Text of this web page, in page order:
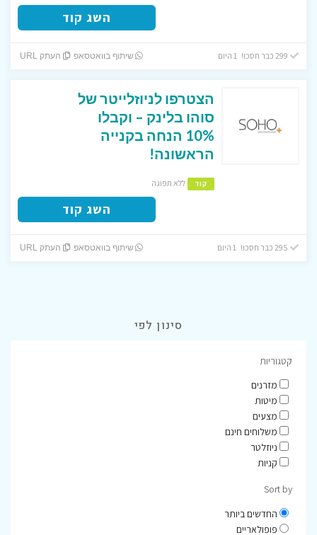
השג קוד
שיתוף בוואטסאפ העתק URL
הצטרפו לניוזלייטר של
סוהו בלינק – וקבלו
10% הנחה בקנייה
הראשונה!
קוד ללא תפוגה
השג קוד
שיתוף בוואטסאפ העתק URL
סינון לפי
קטגוריות
מזרנים
מיטות
מצעים
משלוחים חינם
ניוזלטר
קניות
Sort by
החדשים ביותר
פופולאריים